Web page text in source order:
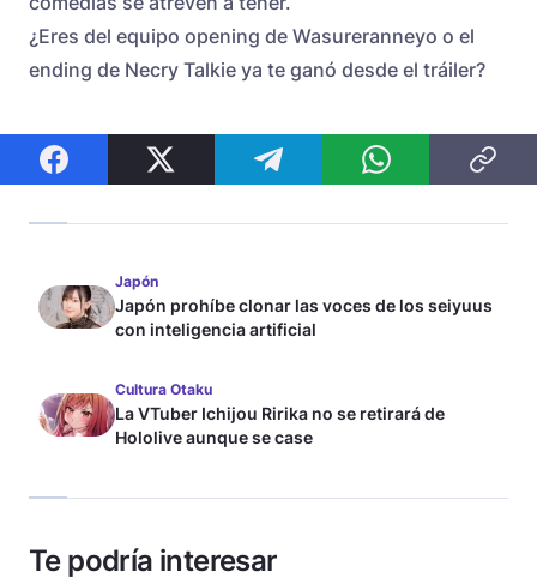
¿Eres del equipo opening de Wasureranneyo o el
ending de Necry Talkie ya te ganó desde el tráiler?
Japón
Japón prohíbe clonar las voces de los seiyuus
con inteligencia artificial
Cultura Otaku
La VTuber Ichijou Ririka no se retirará de
Hololive aunque se case
Te podría interesar